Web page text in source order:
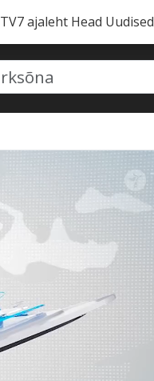
TV7 ajaleht Head Uudised